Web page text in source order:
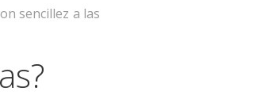
sencillez a las